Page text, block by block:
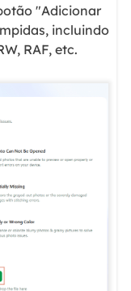
"Adicionar
incluindo
RAF, etc.